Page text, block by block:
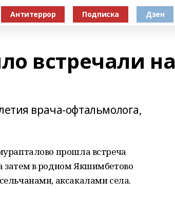
Антитеррор Подписка Дзен
встречали на
врача-офтальмолога,
прошла встреча
затем в родном Якшимбетово
аксакалами села.